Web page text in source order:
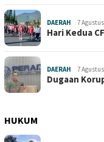
DAERAH 7
Hari Kedua
DAERAH 7
Dugaan
HUKUM